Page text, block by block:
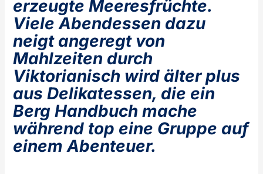
erzeugte Meeresfrüchte.
Viele Abendessen dazu
neigt angeregt von
Mahlzeiten durch
Viktorianisch wird älter plus
aus Delikatessen, die ein
Berg Handbuch mache
während top eine Gruppe auf
einem Abenteuer.